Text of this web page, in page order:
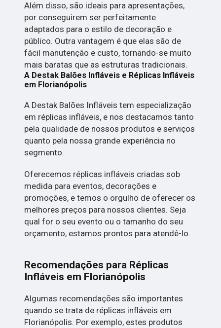
Além disso, são ideais para apresentações,
por conseguirem ser perfeitamente
adaptados para o estilo de decoração e
público. Outra vantagem é que elas são de
fácil manutenção e custo, tornando-se muito
mais baratas que as estruturas tradicionais.
A Destak Balões Infláveis e Réplicas Infláveis
em Florianópolis
A Destak Balões Infláveis tem especialização
em réplicas infláveis, e nos destacamos tanto
pela qualidade de nossos produtos e serviços
quanto pela nossa grande experiência no
segmento.
Oferecemos réplicas infláveis criadas sob
medida para eventos, decorações e
promoções, e temos o orgulho de oferecer os
melhores preços para nossos clientes. Seja
qual for o seu evento ou o tamanho do seu
orçamento, estamos prontos para atendê-lo.
Recomendações para Réplicas
Infláveis em Florianópolis
Algumas recomendações são importantes
quando se trata de réplicas infláveis em
Florianópolis. Por exemplo, estes produtos